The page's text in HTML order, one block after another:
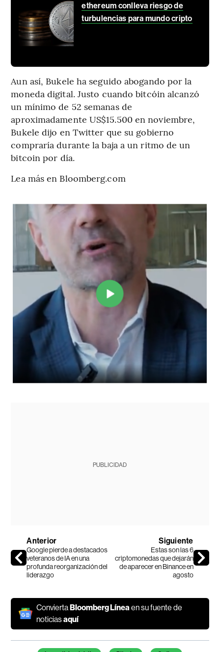
ethereum conlleva riesgo de
turbulencias para mundo cripto
Aun así, Bukele ha seguido abogando por la
moneda digital. Justo cuando bitcóin alcanzó
un mínimo de 52 semanas de
aproximadamente US$15.500 en noviembre,
Bukele dijo en Twitter que su gobierno
compraría durante la baja a un ritmo de un
bitcoin por día.
Lea más en Bloomberg.com
PUBLICIDAD
Anterior
Google pierde a destacados
veteranos de IA en una
profunda reorganización del
liderazgo
Siguiente
Estas son las 6
criptomonedas que dejarán
de aparecer en Binance en
agosto
ConviertaBloomberg Línea en su fuente de
noticiasaquí